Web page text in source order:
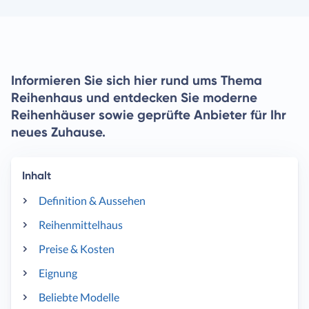
Informieren Sie sich hier rund ums Thema
Reihenhaus und entdecken Sie moderne
Reihenhäuser sowie geprüfte Anbieter für Ihr
neues Zuhause.
Inhalt
Definition & Aussehen
Reihenmittelhaus
Preise & Kosten
Eignung
Beliebte Modelle